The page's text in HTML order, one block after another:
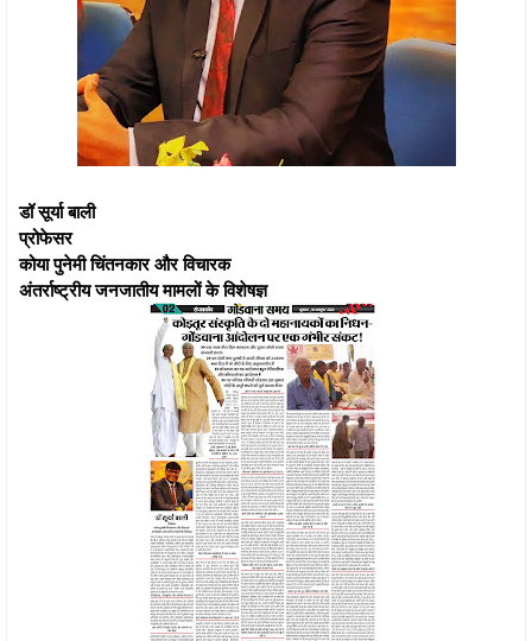
डॉ सूर्या बाली
प्रोफेसर
कोया पुनेमी चिंतनकार और विचारक
अंतर्राष्ट्रीय जनजातीय मामलों के विशेषज्ञ